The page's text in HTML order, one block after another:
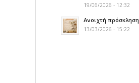
19/06/2026 - 12:32
Ανοιχτή πρόσκληση
13/03/2026 - 15:22